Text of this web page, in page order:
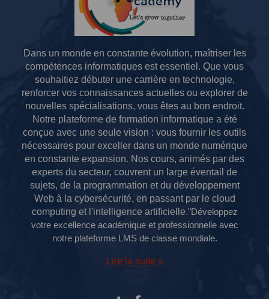
Dans un monde en constante évolution, maîtriser les
compétences informatiques est essentiel. Que vous
souhaitiez débuter une carrière en technologie,
renforcer vos connaissances actuelles ou explorer de
nouvelles spécialisations, vous êtes au bon endroit.
Notre plateforme de formation informatique a été
conçue avec une seule vision : vous fournir les outils
nécessaires pour exceller dans un monde numérique
en constante expansion. Nos cours, animés par des
experts du secteur, couvrent un large éventail de
sujets, de la programmation et du développement
Web à la cybersécurité, en passant par le cloud
computing et l'intelligence artificielle."Développez
votre excellence académique et professionnelle avec
notre plateforme LMS de classe mondiale.
Lire la suite »